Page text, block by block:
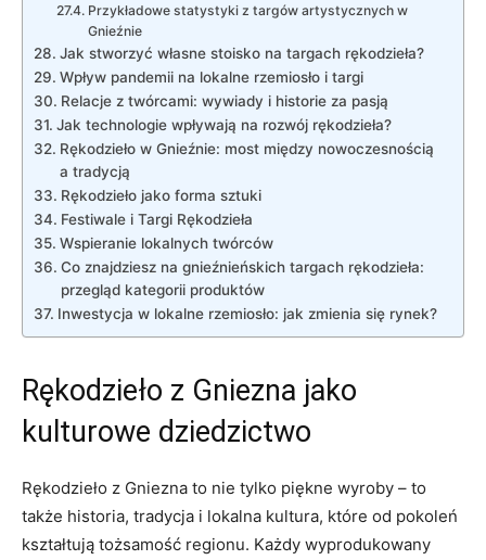
Przykładowe statystyki z targów artystycznych ‌w
Gnieźnie
Jak stworzyć⁣ własne stoisko​ na ⁣targach rękodzieła?
Wpływ pandemii ‌na lokalne ⁤rzemiosło i targi
Relacje⁣ z twórcami:‌ wywiady i⁣ historie​ za⁤ pasją
Jak ⁢technologie wpływają na ‌rozwój rękodzieła?
Rękodzieło w⁤ Gnieźnie: ⁢most między⁤ nowoczesnością
a tradycją
Rękodzieło ​jako forma sztuki
Festiwale i Targi Rękodzieła
Wspieranie lokalnych twórców
Co⁢ znajdziesz na gnieźnieńskich⁢ targach‍ rękodzieła:
przegląd​ kategorii produktów
Inwestycja w lokalne rzemiosło: jak zmienia się ⁤rynek?
Rękodzieło z Gniezna ⁢jako
kulturowe dziedzictwo
Rękodzieło z ​Gniezna to nie tylko⁤ piękne ​wyroby –​ to
także​ historia, tradycja i ⁢lokalna kultura, które od pokoleń⁢
kształtują tożsamość regionu. Każdy wyprodukowany